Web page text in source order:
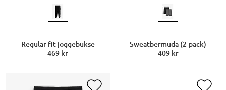
Regular fit joggebukse
469 kr
Sweatbermuda (2-pack)
409 kr